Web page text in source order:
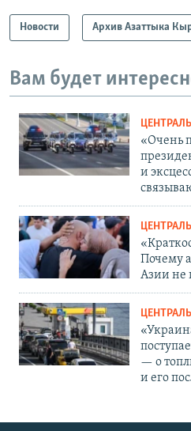
Новости Архив Азаттыка
Вам будет
«Очень
и
Почему
Азии не
— о
и его